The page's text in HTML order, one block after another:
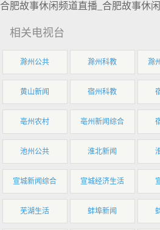
合肥故事休闲频道直播_合肥故事休
相关电视台
滁州公共 滁州科教 滁
黄山新闻 宿州科教
亳州农村 亳州新闻综合
池州公共 淮北新闻
宣城新闻综合 宣城经济生活
芜湖生活 蚌埠新闻